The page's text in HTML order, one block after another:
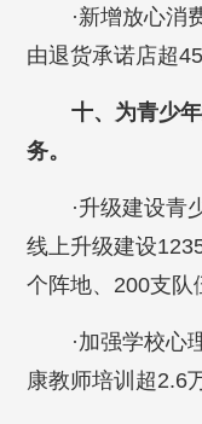
·新增放心消
由退货承诺店超
十、为青少
务。
·升级建设青
线上升级建设
个阵地、200支队
·加强学校心
康教师培训超2.6